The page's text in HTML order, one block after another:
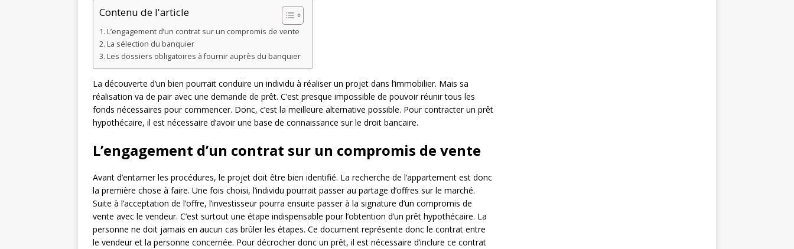
Contenu de l'article
L’engagement d’un contrat sur un compromis de vente
La sélection du banquier
Les dossiers obligatoires à fournir auprès du banquier
La découverte d’un bien pourrait conduire un individu à réaliser un projet dans l’immobilier. Mais sa
réalisation va de pair avec une demande de prêt. C’est presque impossible de pouvoir réunir tous les
fonds nécessaires pour commencer. Donc, c’est la meilleure alternative possible. Pour contracter un prêt
hypothécaire, il est nécessaire d’avoir une base de connaissance sur le droit bancaire.
L’engagement d’un contrat sur un compromis de vente
Avant d’entamer les procédures, le projet doit être bien identifié. La recherche de l’appartement est donc
la première chose à faire. Une fois choisi, l’individu pourrait passer au partage d’offres sur le marché.
Suite à l’acceptation de l’offre, l’investisseur pourra ensuite passer à la signature d’un compromis de
vente avec le vendeur. C’est surtout une étape indispensable pour l’obtention d’un prêt hypothécaire. La
personne ne doit jamais en aucun cas brûler les étapes. Ce document représente donc le contrat entre
le vendeur et la personne concernée. Pour décrocher donc un prêt, il est nécessaire d’inclure ce contrat